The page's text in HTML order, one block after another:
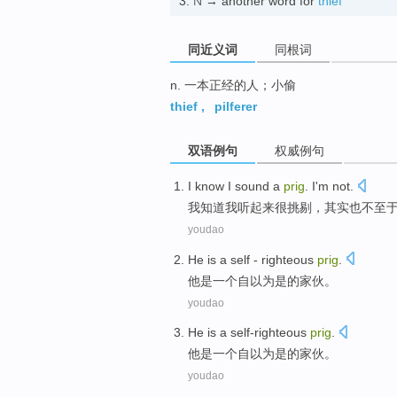
同近义词 同根词
n. 一本正经的人；小偷
thief , pilferer
双语例句 权威例句
I know I sound a prig . I'm not.
我知道我听起来很挑剔，其实也不至
youdao
He is a self - righteous prig
他是一个自以为是的家伙。
youdao
He is a self-righteous prig.
他是一个自以为是的家伙。
youdao